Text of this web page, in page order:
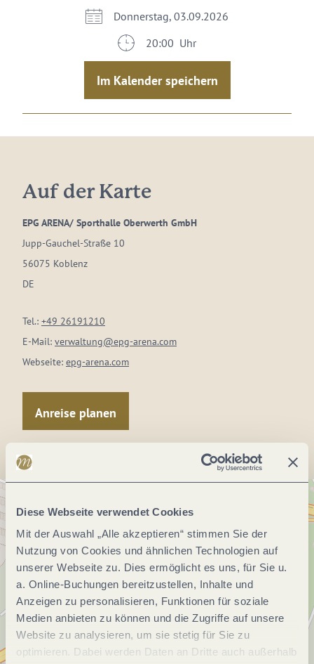
Diese Webseite verwendet Cookies
Mit der Auswahl „Alle akzeptieren“ stimmen Sie der
Nutzung von Cookies und ähnlichen Technologien auf
unserer Webseite zu. Dies ermöglicht es uns, für Sie u.
a. Online-Buchungen bereitzustellen, Inhalte und
Anzeigen zu personalisieren, Funktionen für soziale
Medien anbieten zu können und die Zugriffe auf unsere
Website zu analysieren, um sie stetig für Sie zu
optimieren. Dabei werden Daten an Dritte auch außerhalb
Donnerstag, 03.09.2026
20:00 Uhr
Im Kalender speichern
Auf der Karte
EPG ARENA/ Sporthalle Oberwerth GmbH
Jupp-Gauchel-Straße 10
56075 Koblenz
DE
Tel.: +49 26191210
E-Mail: verwaltung@epg-arena.com
Webseite: epg-arena.com
Anreise planen